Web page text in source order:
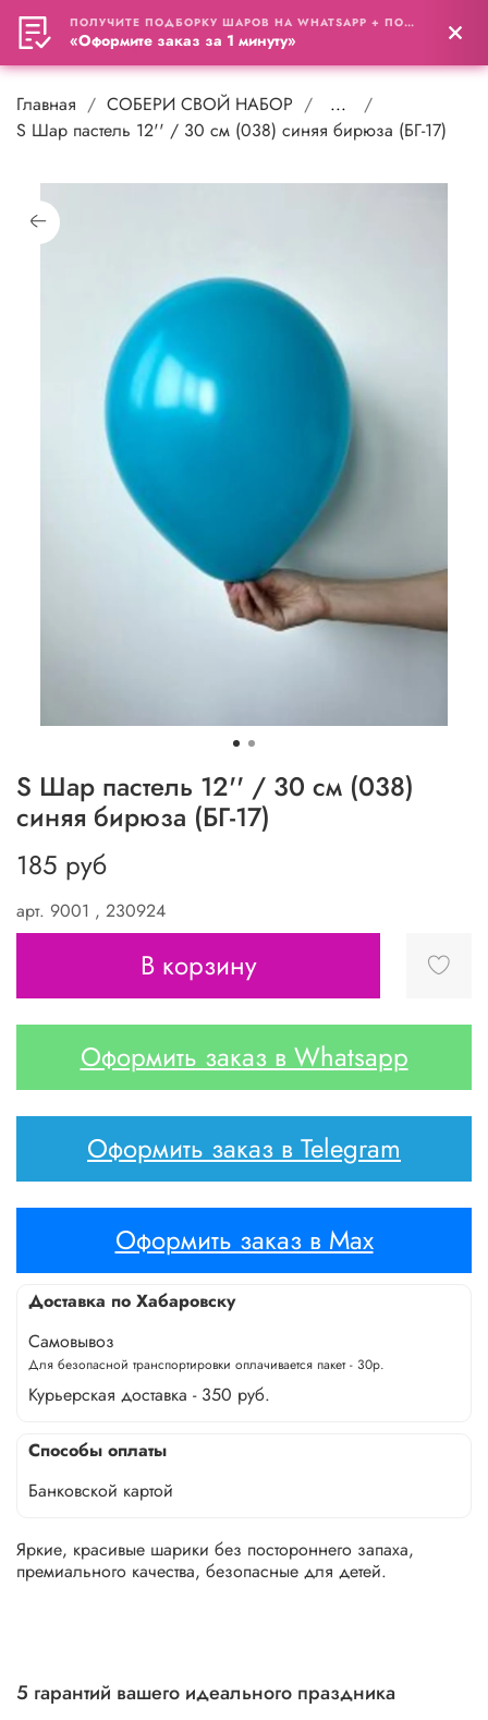
0
Главная СОБЕРИ СВОЙ НАБОР
...
S Шар пастель 12'' / 30 см (038) синяя бирюза (БГ-17)
арт. 9001 , 230924
S Шар пастель 12'' / 30 см (038)
синяя бирюза (БГ-17)
185 руб
В корзину
Оформить заказ в Whatsapp
Оформить заказ в Telegram
Оформить заказ в Max
Доставка по Хабаровску
Самовывоз
Для безопасной транспортировки оплачивается пакет - 30р.
Курьерская доставка - 350 руб.
Способы оплаты
Банковской картой
Яркие, красивые шарики без постороннего запаха,
премиального качества, безопасные для детей.
5 гарантий вашего идеального праздника
ПОЛУЧИТЕ ПОДБОРКУ ШАРОВ НА WHATSAPP + ПОДАРОК
«Оформите заказ за 1 минуту»